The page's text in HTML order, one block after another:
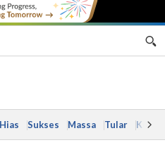
Hias Sukses Massa Tular Kes